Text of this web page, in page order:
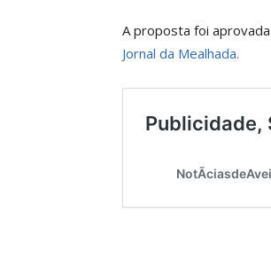
A proposta foi
Jornal da Mealhada.